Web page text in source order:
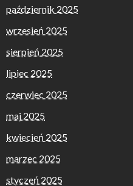
październik 2025
wrzesień 2025
sierpień 2025
lipiec 2025
czerwiec 2025
maj 2025
kwiecień 2025
marzec 2025
styczeń 2025